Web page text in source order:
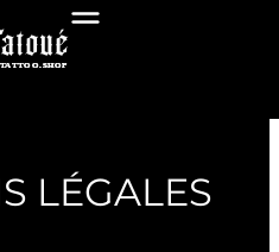
LÉGALES